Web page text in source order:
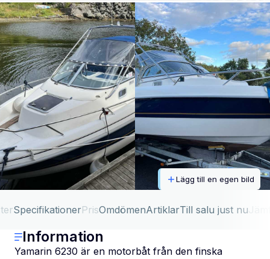
Lägg till en egen bild
SpecifikationerPrisOmdömenArtiklarTill salu just nu
Information
Yamarin 6230 är en motorbåt från den finska